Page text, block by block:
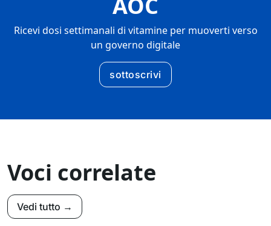
Ricevi dosi settimanali di vitamine per muoverti verso
un governo digitale
sottoscrivi
Voci correlate
Vedi tutto →